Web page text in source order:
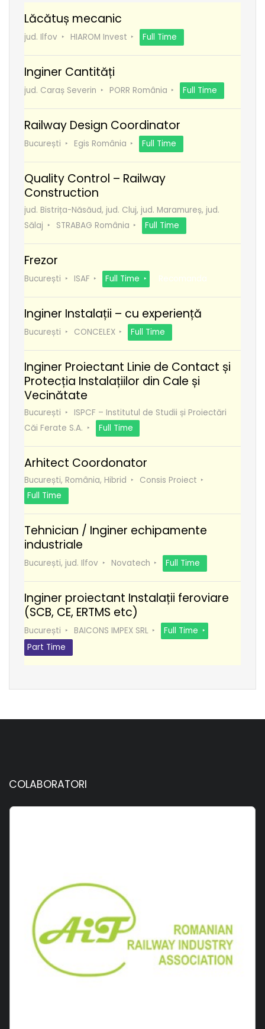
Lăcătuș mecanic
jud. Ilfov HIAROM Invest Full Time
Inginer Cantități
jud. Caraș Severin PORR România Full Time
Railway Design Coordinator
București Egis România Full Time
Quality Control – Railway
Construction
jud. Bistrița-Năsăud, jud. Cluj, jud. Maramureș, jud.
Sălaj
STRABAG România Full Time
Frezor
București ISAF Full Time Recomanda
Inginer Instalații – cu experiență
București CONCELEX Full Time
Inginer Proiectant Linie de Contact și
Protecția Instalațiilor din Cale și
Vecinătate
București
ISPCF – Institutul de Studii și Proiectări
Căi Ferate S.A.
Full Time
Arhitect Coordonator
București, România, Hibrid
Consis Proiect
Full Time
Tehnician / Inginer echipamente
industriale
București, jud. Ilfov Novatech Full Time
Inginer proiectant Instalații feroviare
(SCB, CE, ERTMS etc)
București BAICONS IMPEX SRL
Full Time
Part Time
COLABORATORI